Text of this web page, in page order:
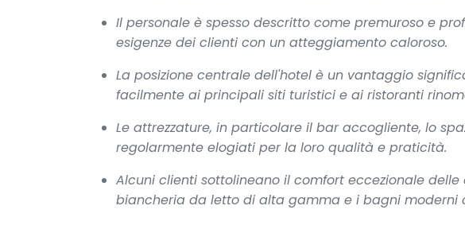
Il personale è spesso descritto come premuroso e
esigenze dei clienti con un atteggiamento caloroso.
La posizione centrale dell'hotel è un vantaggio
facilmente ai principali siti turistici e ai ristoranti
Le attrezzature, in particolare il bar accogliente, lo
regolarmente elogiati per la loro qualità e praticità.
Alcuni clienti sottolineano il comfort eccezionale
biancheria da letto di alta gamma e i bagni moderni